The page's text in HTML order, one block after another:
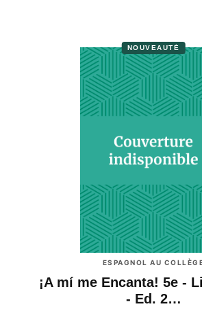
NOUVEAUTÉ
ESPAGNOL AU
¡A mí me Encanta! 5e -
- Ed. 2…